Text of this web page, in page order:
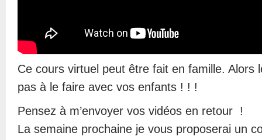
Ce cours virtuel peut être fait en famille. Alors
pas à le faire avec vos enfants ! ! !
Pensez à m’envoyer vos vidéos en retour !
La semaine prochaine je vous proposerai un